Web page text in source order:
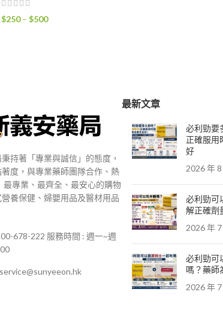
$250 – $500價
持著「專業與誠信」的態度，
度，與專業藥師團隊合作、熱
最專業、最齊全、最安心的購物
養保健、婦嬰用品及醫材用品
678-222 服務時間 : 週一~週
最新文章
必利勁要
正確服用
好
2026 年 8
必利勁可
解正確劑
2026 年
必利勁可
嗎？藥師
2026 年